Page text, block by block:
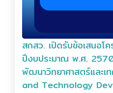
สกสว. เปิดรับข้อเสนอโ
ปีงบประมาณ พ.ศ.
พัฒนาวิทยาศาสตร์และเ
and Technology